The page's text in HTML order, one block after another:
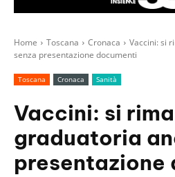
Home Toscana Cronaca
Vaccini: si
senza presentazione documenti
Toscana Cronaca Sanità
Vaccini: si
graduatoria
presentazione